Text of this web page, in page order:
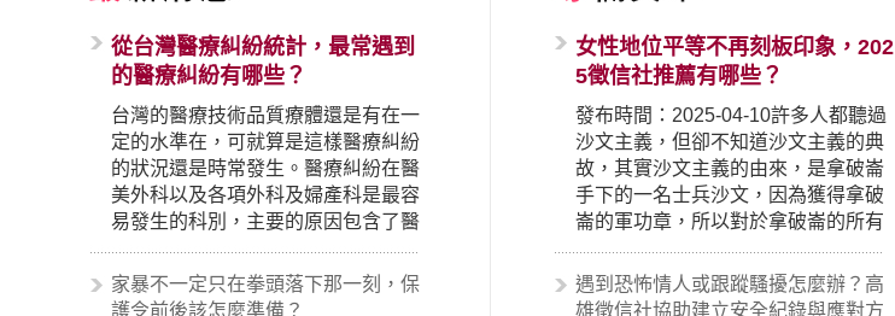
從台灣醫療糾紛統計，最常遇到
的醫療糾紛有哪些？
台灣的醫療技術品質療體還是有在一
定的水準在，可就算是這樣醫療糾紛
的狀況還是時常發生。醫療糾紛在醫
美外科以及各項外科及婦產科是最容
易發生的科別，主要的原因包含了醫
生未盡告知義務、醫療處置疏失、手
術疏失、術後照顧失當、醫療費用的
收取。雖然醫學進步，但醫生與病患
家暴不一定只在拳頭落下那一刻，保
護令前後該怎麼準備？
女性地位平等不再刻板印象，202
5徵信社推薦有哪些？
發布時間：2025-04-10許多人都聽過
沙文主義，但卻不知道沙文主義的典
故，其實沙文主義的由來，是拿破崙
手下的一名士兵沙文，因為獲得拿破
崙的軍功章，所以對於拿破崙的所有
事蹟和政策產生狂熱崇拜，形成偏執
的狀況，所以沙文主義後來就被拿來
暗指偏見和歧視，而且有沙文主義傾
遇到恐怖情人或跟蹤騷擾怎麼辦？高
雄徵信社協助建立安全紀錄與應對方